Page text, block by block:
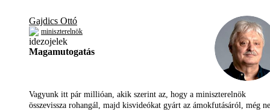
Gajdics Ottó
miniszterelnök
Magamutogatás
Vagyunk itt pár millióan, akik szerint az, hogy a miniszterelnök
összevissza rohangál, majd kisvideókat gyárt az ámokfutásáról, még